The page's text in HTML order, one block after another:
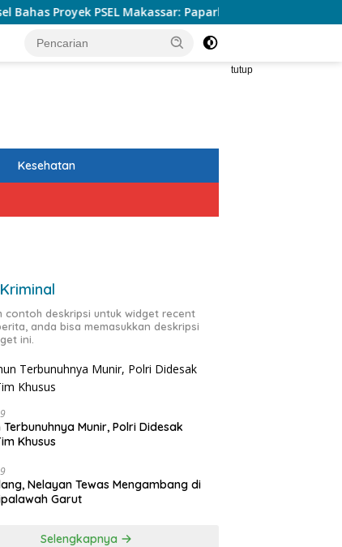
Makassar: Paparkan Empat Opsi Mitigasi Risiko
tutup
Kesehatan
contoh deskripsi untuk widget recent
anda bisa memasukkan deskripsi
ini.
Terbunuhnya Munir, Polri Didesak
Khusus
Nelayan Tewas Mengambang di
Garut
Selengkapnya